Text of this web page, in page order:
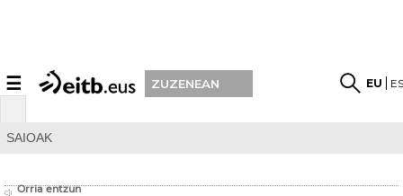
☰ ZUZENEAN EU
SAIOAK
Orria entzun